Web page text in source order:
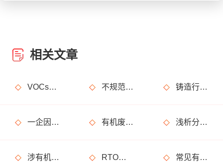
相关文章
VOCs主要包含哪些物质？ 不规范使用废气处理设备的法律后果 铸造行业废气处理设计
一企因非甲烷总烃超标获罚15万元 有机废气处理工程技术方案设计要点 浅析分子筛转轮常见问题及解决方法
涉有机废气产生车间、调漆间危险化学品使用管理要求 RTO废气处理装置典型问题隐患排查指南请收好！ 常见有机废气处理技术